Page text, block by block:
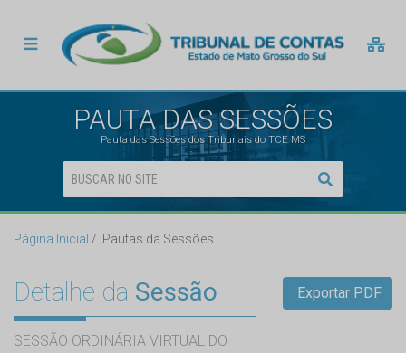
PAUTA DAS SESSÕES
Pauta das Sessões dos Tribunais do TCE MS
Página Inicial Pautas da Sessões
Detalhe da Sessão
SESSÃO ORDINÁRIA VIRTUAL DO
Exportar PDF